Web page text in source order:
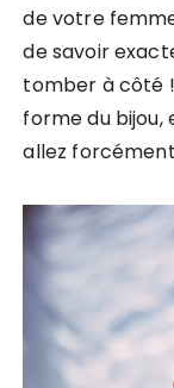
de votre
de savoir
tomber à côté
forme du bijou,
allez